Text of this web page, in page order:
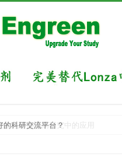
见肺部疾病研究中的应用
的科研交流平台？